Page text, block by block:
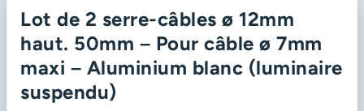
Lot de 2 serre-câbles ø 12mm
haut. 50mm – Pour câble ø 7mm
maxi – Aluminium blanc (luminaire
suspendu)